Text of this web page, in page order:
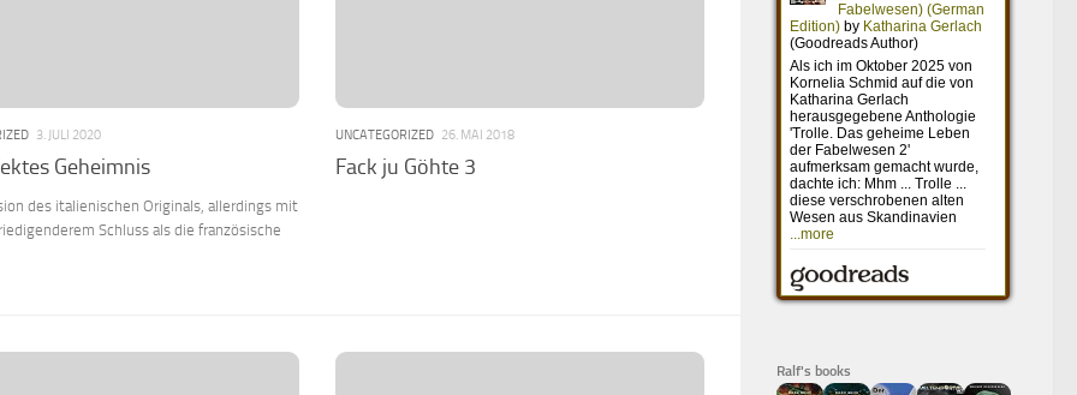
3. JULI 2020
Geheimnis
des italienischen Originals, allerdings mit
Schluss als die französische
UNCATEGORIZED 26. MAI 2018
Fack ju Göhte 3
Ralf's books